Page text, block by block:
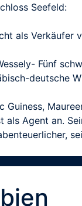
Seefeld:
als Verkäufer
Fünf
deutsche
Guiness,
Agent an.